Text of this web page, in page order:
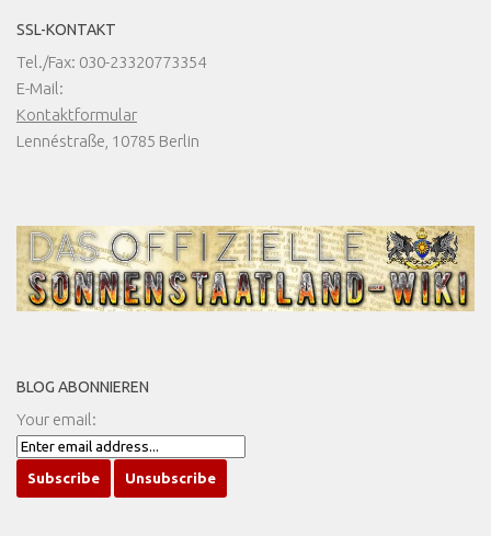
SSL-KONTAKT
Tel./Fax: 030-23320773354
E-Mail:
Kontaktformular
Lennéstraße, 10785 Berlin
BLOG ABONNIEREN
Your email: